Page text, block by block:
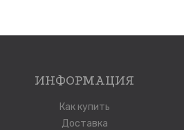
ИНФОРМАЦИЯ
Как купить
Доставка